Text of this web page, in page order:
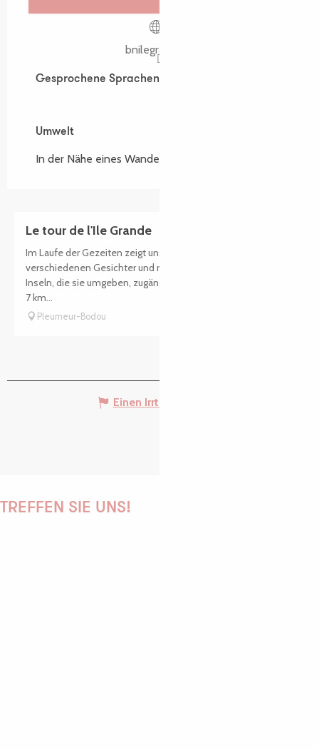
bnilegrande.fr
Gesprochene Sprachen
Gesprochene Sprachen
Umwelt
Umwelt
In der Nähe eines Wanderwegs :
Le tour de l'Ile Grande
Im Laufe der Gezeiten zeigt uns die Ile Grande ihre
verschiedenen Gesichter und macht die verschiedenen
Inseln, die sie umgeben, zugänglich oder nicht zugänglich. Ein
7 km...
Pleumeur-Bodou
Einen Irrtum angeben
TREFFEN SIE UNS!